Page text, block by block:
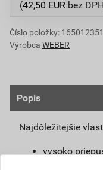
(42,50 EUR bez
Číslo položky:
Výrobca WEBER
Popis
Najdôležitejšie
vysoko